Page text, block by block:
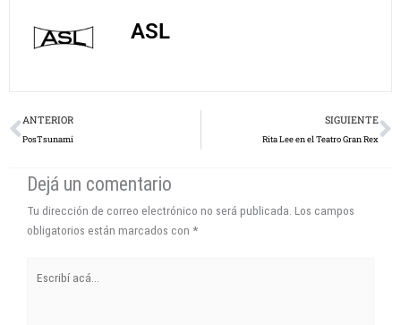
ASL
Prev
ANTERIOR
PosTsunami
SIGUIENTE
Rita Lee en el Teatro Gran Rex
Dejá un comentario
Tu dirección de correo electrónico no será publicada. Los campos
obligatorios están marcados con *
acá...